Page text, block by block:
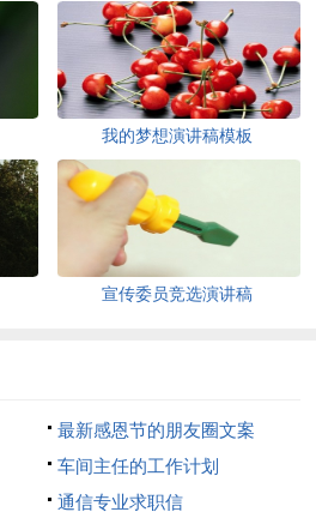
我的梦想演讲稿模板
宣传委员竞选演讲稿
最新感恩节的朋友圈文案
车间主任的工作计划
通信专业求职信